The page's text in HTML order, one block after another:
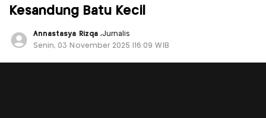
Kesandung Batu Kecil
Annastasya Rizqa ,Jurnalis
Senin, 03 November 2025 |16:09 WIB